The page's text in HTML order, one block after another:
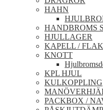
HAHN
HANDBROMS
HJULLAGER
KAPELL / FLAK
KNOTT
KPL HJUL
KULKOPPLING
PACKBOX /